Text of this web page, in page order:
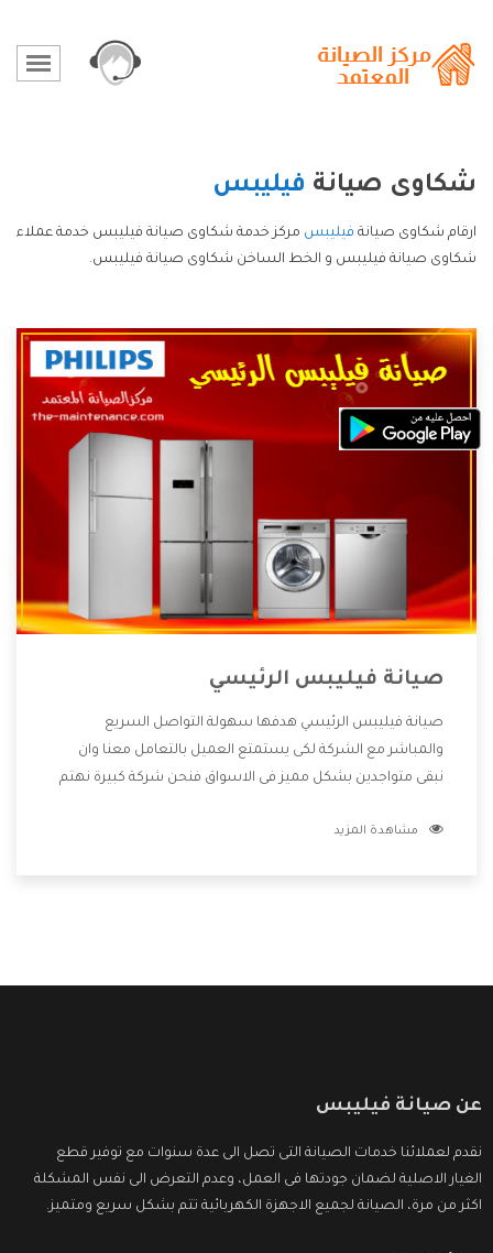
شكاوى صيانة فيليبس
ارقام شكاوى صيانة فيليبس مركز خدمة شكاوى صيانة فيليبس خدمة عملاء
شكاوى صيانة فيليبس و الخط الساخن شكاوى صيانة فيليبس.
صيانة فيليبس الرئيسي
صيانة فيليبس الرئيسي هدفها سهولة التواصل السريع
والمباشر مع الشركة لكى يستمتع العميل بالتعامل معنا وان
نبقى متواجدين بشكل مميز فى الاسواق فنحن شركة كبيرة نهتم
الشركة بها والتى تكون منها خدمة الصيانة التى تكون من أهم
مشاهدة المزيد
عن صيانة فيليبس
نقدم لعملائنا خدمات الصيانة التى تصل الى عدة سنوات مع توفير قطع
الغيار الاصلية لضمان جودتها فى العمل، وعدم التعرض الى نفس المشكلة
اكثر من مرة، الصيانة لجميع الاجهزة الكهربائية تتم بشكل سريع ومتميز.